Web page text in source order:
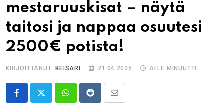
mestaruuskisat – näytä
taitosi ja nappaa osuutesi
2500€ potista!
KIRJOITTANUT: KEISARI 21.04.2025 ALLE MINUUTTI
WhatsappRedditShare